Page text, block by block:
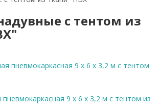
с тентом из
пневмокаркасная 9 x 6 x 3,2 м с тентом из